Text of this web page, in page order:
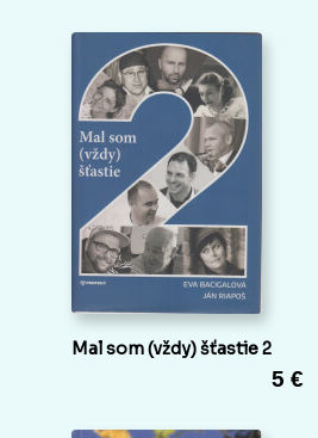
Mal som (vždy) šťastie 2
5 €